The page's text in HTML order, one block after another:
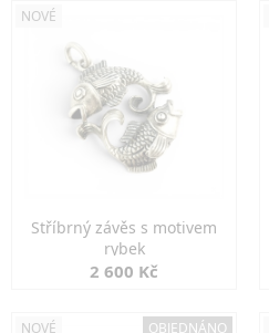
NOVÉ
Stříbrný závěs s motivem
rybek
2 600 Kč
NOVÉ OBJEDNÁNO